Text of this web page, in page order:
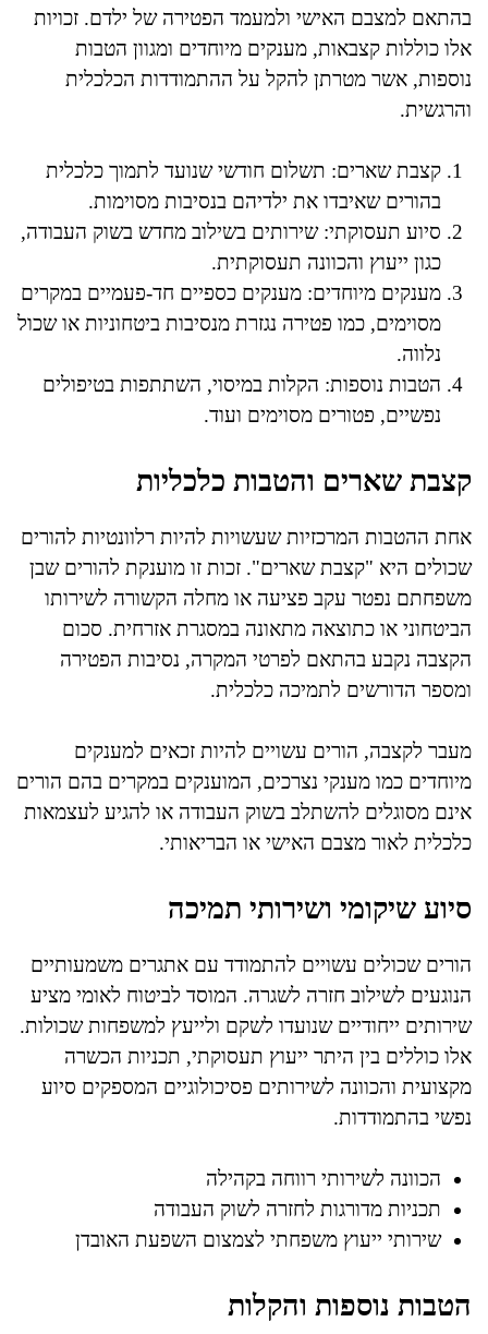
בהתאם למצבם האישי ולמעמד הפטירה של ילדם. זכויות
אלו כוללות קצבאות, מענקים מיוחדים ומגוון הטבות
נוספות, אשר מטרתן להקל על ההתמודדות הכלכלית
והרגשית.
קצבת שארים: תשלום חודשי שנועד לתמוך כלכלית
בהורים שאיבדו את ילדיהם בנסיבות מסוימות.
סיוע תעסוקתי: שירותים בשילוב מחדש בשוק העבודה,
כגון ייעוץ והכוונה תעסוקתית.
מענקים מיוחדים: מענקים כספיים חד-פעמיים במקרים
מסוימים, כמו פטירה נגזרת מנסיבות ביטחוניות או שכול
נלווה.
הטבות נוספות: הקלות במיסוי, השתתפות בטיפולים
נפשיים, פטורים מסוימים ועוד.
קצבת שארים והטבות כלכליות
אחת ההטבות המרכזיות שעשויות להיות רלוונטיות להורים
שכולים היא "קצבת שארים". זכות זו מוענקת להורים שבן
משפחתם נפטר עקב פציעה או מחלה הקשורה לשירותו
הביטחוני או כתוצאה מתאונה במסגרת אזרחית. סכום
הקצבה נקבע בהתאם לפרטי המקרה, נסיבות הפטירה
ומספר הדורשים לתמיכה כלכלית.
מעבר לקצבה, הורים עשויים להיות זכאים למענקים
מיוחדים כמו מענקי נצרכים, המוענקים במקרים בהם הורים
אינם מסוגלים להשתלב בשוק העבודה או להגיע לעצמאות
כלכלית לאור מצבם האישי או הבריאותי.
סיוע שיקומי ושירותי תמיכה
הורים שכולים עשויים להתמודד עם אתגרים משמעותיים
הנוגעים לשילוב חזרה לשגרה. המוסד לביטוח לאומי מציע
שירותים ייחודיים שנועדו לשקם ולייעץ למשפחות שכולות.
אלו כוללים בין היתר ייעוץ תעסוקתי, תכניות הכשרה
מקצועית והכוונה לשירותים פסיכולוגיים המספקים סיוע
נפשי בהתמודדות.
הכוונה לשירותי רווחה בקהילה
תכניות מדורגות לחזרה לשוק העבודה
שירותי ייעוץ משפחתי לצמצום השפעת האובדן
הטבות נוספות והקלות